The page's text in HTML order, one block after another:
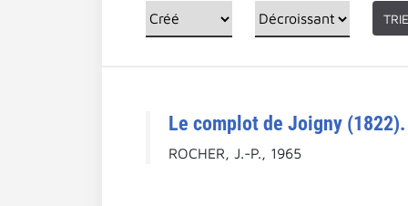
Le complot de Joigny
ROCHER, J.-P., 1965